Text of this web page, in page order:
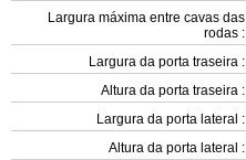
Largura máxima entre cavas das
rodas :
Largura da porta traseira :
Altura da porta traseira :
Largura da porta lateral :
Altura da porta lateral :